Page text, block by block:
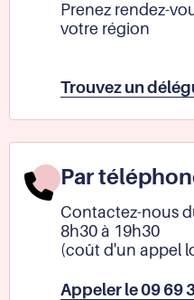
Prenez rendez-
votre région
Trouvez un
Par
Contactez-nous
8h30 à 19h30
(coût d'un appel
Appeler le 09 69